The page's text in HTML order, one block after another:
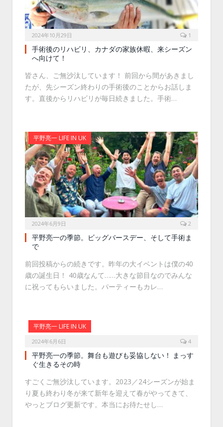
2024年10月29日 1
手術後のリハビリ、カナダの家族休暇、来シーズン
へ向けて！
皆さん、ご無沙汰しています！ 前回から間があきまし
たが、先シーズン終わりの手術後のことからお話しま
す。直後からリハビリが毎日続きました。手術…
平野亮一 LIFE IN UK
2024年6月9日 2
平野亮一の季節。ビッグバースデー、そして手術ま
で
前回投稿からの続きです。昨年の大イベントは僕の40
歳の誕生日！ 40歳なんて……大きな節目なのでみんな
に祝ってもらいました。パーティーもカレ…
平野亮一 LIFE IN UK
2024年6月6日 4
平野亮一の季節。舞台も遊びも妥協しない！ まっす
ぐ生きるその時
すごくご無沙汰しています。2023／24シーズンが始ま
り夏も終わり冬が来て新年を迎えて春がやってきて、
やっとブログ更新です。本当にお待たせし…